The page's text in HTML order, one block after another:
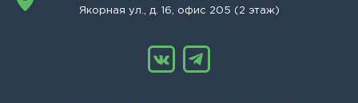
Якорная ул., д. 16, офис 205 (2 этаж)